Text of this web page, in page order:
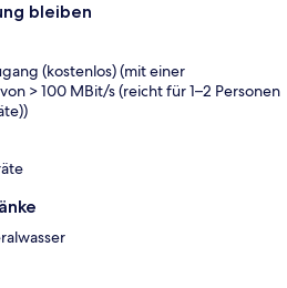
bleiben
(kostenlos) (mit einer
> 100 MBit/s (reicht für 1–2 Personen